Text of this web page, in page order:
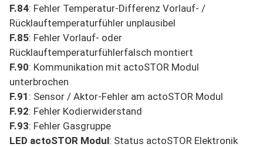
F.84: Fehler Temperatur-Differenz Vorlauf- /
Rücklauftemperaturfühler unplausibel
F.85: Fehler Vorlauf- oder
Rücklauftemperaturfühlerfalsch montiert
F.90: Kommunikation mit actoSTOR Modul
unterbrochen
F.91 : Sensor / Aktor-Fehler am actoSTOR Modul
F.92: Fehler Kodierwiderstand
F.93: Fehler Gasgruppe
LED actoSTOR Modul: Status actoSTOR Elektronik